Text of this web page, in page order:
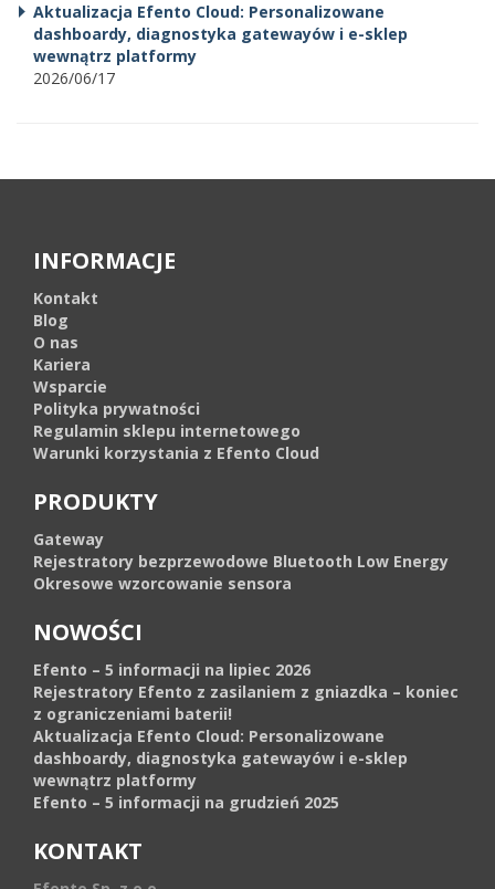
Aktualizacja Efento Cloud: Personalizowane
dashboardy, diagnostyka gatewayów i e-sklep
wewnątrz platformy
2026/06/17
INFORMACJE
Kontakt
Blog
O nas
Kariera
Wsparcie
Polityka prywatności
Regulamin sklepu internetowego
Warunki korzystania z Efento Cloud
PRODUKTY
Gateway
Rejestratory bezprzewodowe Bluetooth Low Energy
Okresowe wzorcowanie sensora
NOWOŚCI
Efento – 5 informacji na lipiec 2026
Rejestratory Efento z zasilaniem z gniazdka – koniec
z ograniczeniami baterii!
Aktualizacja Efento Cloud: Personalizowane
dashboardy, diagnostyka gatewayów i e-sklep
wewnątrz platformy
Efento – 5 informacji na grudzień 2025
KONTAKT